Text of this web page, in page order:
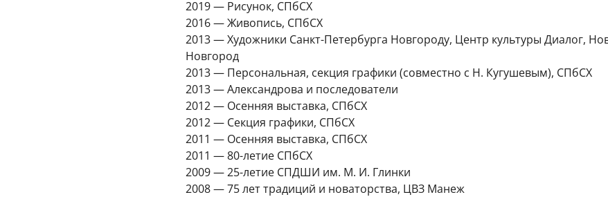
2019 — Рисунок, СПбСХ
2016 — Живопись, СПбСХ
2013 — Художники Санкт-Петербурга Новгороду, Центр культуры Диалог,
Новгород
2013 — Персональная, секция графики (совместно с Н. Кугушевым), СПбСХ
2013 — Александрова и последователи
2012 — Осенняя выставка, СПбСХ
2012 — Секция графики, СПбСХ
2011 — Осенняя выставка, СПбСХ
2011 — 80-летие СПбСХ
2009 — 25-летие СПДШИ им. М. И. Глинки
2008 — 75 лет традиций и новаторства, ЦВЗ Манеж